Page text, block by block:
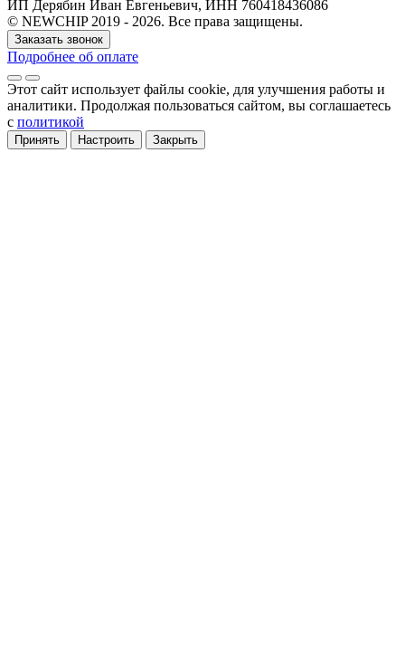
ИП Дерябин Иван Евгеньевич, ИНН 760418436086
© NEWCHIP 2019 - 2026. Все права защищены.
Заказать звонок
Подробнее об оплате
Этот сайт использует файлы cookie, для улучшения работы и
аналитики. Продолжая пользоваться сайтом, вы соглашаетесь
с политикой
Принять Настроить Закрыть